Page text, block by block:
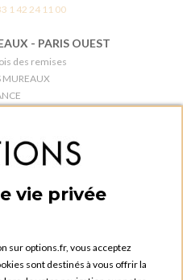
1 42 24 11 00
- PARIS OUEST
des remises
MUREAUX
- PARIS 5E
tournelle
ROUEN
Tellier
vie privée
sur options.fr, vous acceptez
sont destinés à vous offrir la